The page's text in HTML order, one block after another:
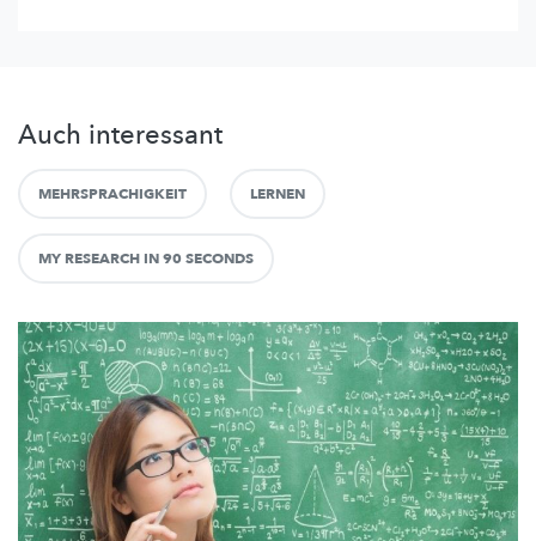
Auch interessant
MEHRSPRACHIGKEIT LERNEN
MY RESEARCH IN 90 SECONDS